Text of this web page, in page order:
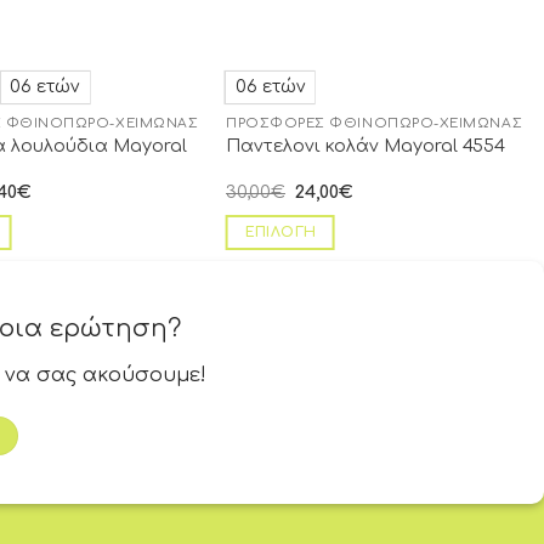
06 ετών
ΦΘΙΝΌΠΩΡΟ-ΧΕΙΜΏΝΑΣ
λουλούδια Mayoral
€
06 ετών
ΠΡΟΣΦΟΡΈΣ ΦΘΙΝΌΠΩΡΟ-ΧΕΙΜΏΝΑΣ
Παντελονι κολάν Mayoral 4554
30,00€ 24,00€
ΕΠΙΛΟΓΉ
ερώτηση?
σας ακούσουμε!